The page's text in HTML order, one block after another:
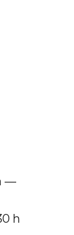
—
h